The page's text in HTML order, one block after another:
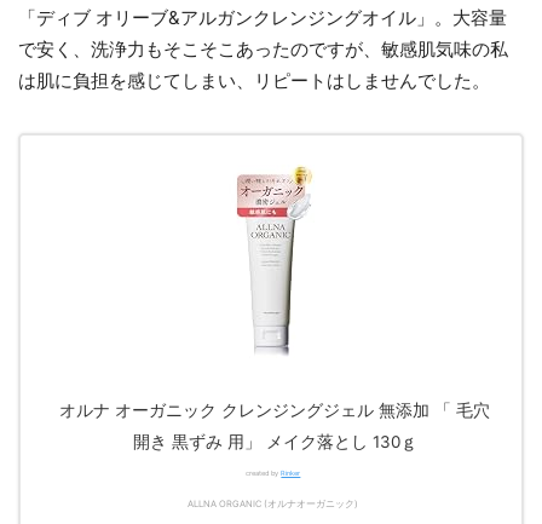
「ディブ オリーブ&アルガンクレンジングオイル」。大容量
で安く、洗浄力もそこそこあったのですが、敏感肌気味の私
は肌に負担を感じてしまい、リピートはしませんでした。
オルナ オーガニック クレンジングジェル 無添加 「 毛穴
開き 黒ずみ 用」 メイク落とし 130ｇ
created byRinker
ALLNA ORGANIC (オルナオーガニック)